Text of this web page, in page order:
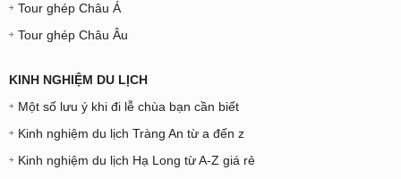
Tour ghép Châu Á
Tour ghép Châu Âu
KINH NGHIỆM DU LỊCH
Một số lưu ý khi đi lễ chùa bạn cần biết
Kinh nghiệm du lịch Tràng An từ a đến z
Kinh nghiệm du lịch Hạ Long từ A-Z giá rẻ